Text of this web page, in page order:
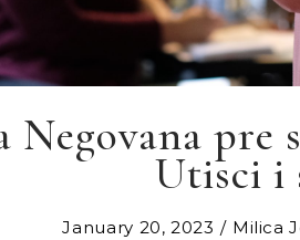
pre
Utisci i
January 20, 2023 Milica